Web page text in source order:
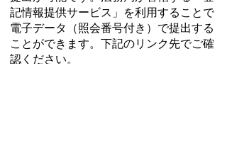
記情報提供サービス」を利用することで
電子データ（照会番号付き）で提出する
ことができます。下記のリンク先でご確
認ください。